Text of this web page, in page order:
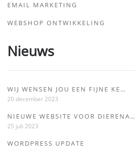
EMAIL MARKETING
WEBSHOP ONTWIKKELING
Nieuws
WIJ WENSEN JOU EEN FIJNE KE…
20 december 2023
NIEUWE WEBSITE VOOR DIERENA…
25 juli 2023
WORDPRESS UPDATE